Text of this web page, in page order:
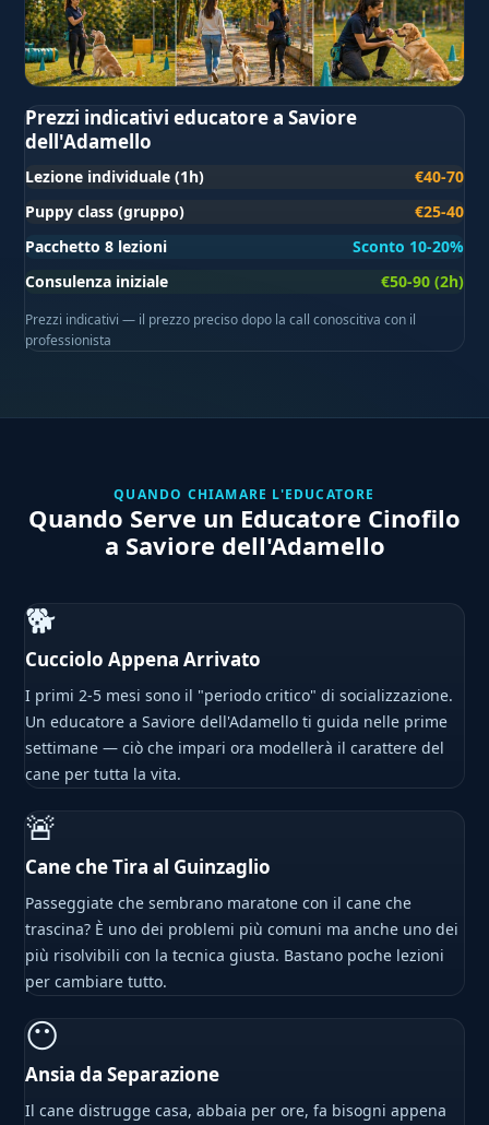
Prezzi indicativi educatore a Saviore
dell'Adamello
Lezione individuale (1h)
€40-70
Puppy class (gruppo)
€25-40
Pacchetto 8 lezioni
Sconto 10-20%
Consulenza iniziale
€50-90 (2h)
Prezzi indicativi — il prezzo preciso dopo la call conoscitiva con il
professionista
QUANDO CHIAMARE L'EDUCATORE
Quando Serve un Educatore Cinofilo
a Saviore dell'Adamello
🐕
Cucciolo Appena Arrivato
I primi 2-5 mesi sono il "periodo critico" di socializzazione.
Un educatore a Saviore dell'Adamello ti guida nelle prime
settimane — ciò che impari ora modellerà il carattere del
cane per tutta la vita.
🚨
Cane che Tira al Guinzaglio
Passeggiate che sembrano maratone con il cane che
trascina? È uno dei problemi più comuni ma anche uno dei
più risolvibili con la tecnica giusta. Bastano poche lezioni
per cambiare tutto.
😶
Ansia da Separazione
Il cane distrugge casa, abbaia per ore, fa bisogni appena